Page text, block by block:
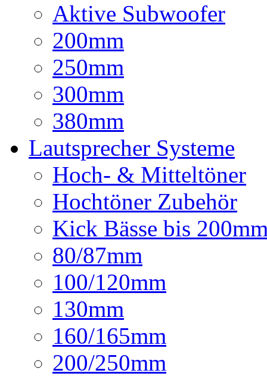
Aktive Subwoofer
200mm
250mm
300mm
380mm
Lautsprecher Systeme
Hoch- & Mitteltöner
Hochtöner Zubehör
Kick Bässe bis
80/87mm
100/120mm
130mm
160/165mm
200/250mm